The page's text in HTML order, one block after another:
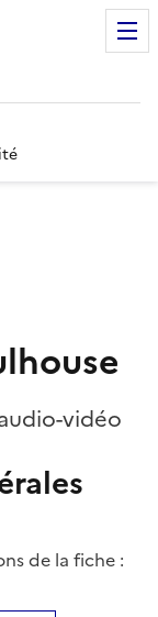
vidéo
de la fiche :